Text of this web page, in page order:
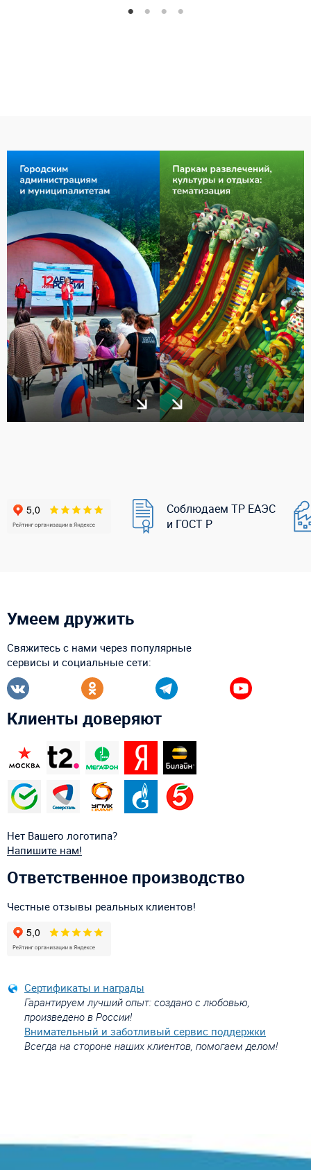
Соблюдаем ТР ЕАЭС
и ГОСТ Р
Умеем дружить
Свяжитесь с нами через популярные
сервисы и социальные сети:
Клиенты доверяют
Нет Вашего логотипа?
Напишите нам!
Ответственное производство
Честные отзывы реальных клиентов!
Сертификаты и награды
Гарантируем лучший опыт: создано с любовью,
произведено в России!
Внимательный и заботливый сервис поддержки
Всегда на стороне наших клиентов, помогаем делом!